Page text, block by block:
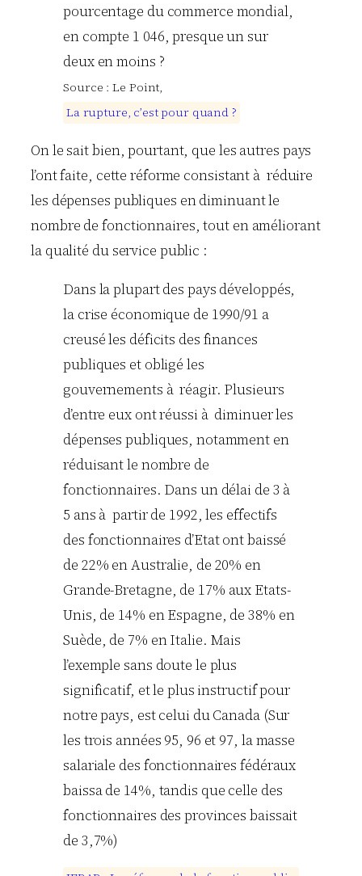
pourcentage du commerce mondial,
en compte 1 046, presque un sur
deux en moins ?
Source : Le Point,
La rupture, c’est pour quand ?
On le sait bien, pourtant, que les autres pays
l’ont faite, cette réforme consistant à réduire
les dépenses publiques en diminuant le
nombre de fonctionnaires, tout en améliorant
la qualité du service public :
Dans la plupart des pays développés,
la crise économique de 1990/91 a
creusé les déficits des finances
publiques et obligé les
gouvernements à réagir. Plusieurs
d’entre eux ont réussi à diminuer les
dépenses publiques, notamment en
réduisant le nombre de
fonctionnaires. Dans un délai de 3 à
5 ans à partir de 1992, les effectifs
des fonctionnaires d’Etat ont baissé
de 22% en Australie, de 20% en
Grande-Bretagne, de 17% aux Etats-
Unis, de 14% en Espagne, de 38% en
Suède, de 7% en Italie. Mais
l’exemple sans doute le plus
significatif, et le plus instructif pour
notre pays, est celui du Canada (Sur
les trois années 95, 96 et 97, la masse
salariale des fonctionnaires fédéraux
baissa de 14%, tandis que celle des
fonctionnaires des provinces baissait
de 3,7%)